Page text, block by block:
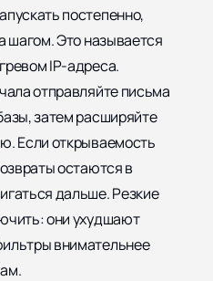
постепенно,
шагом. Это называется
IP-адреса.
отправляйте письма
затем расширяйте
Если открываемость
остаются в
дальше. Резкие
они ухудшают
внимательнее